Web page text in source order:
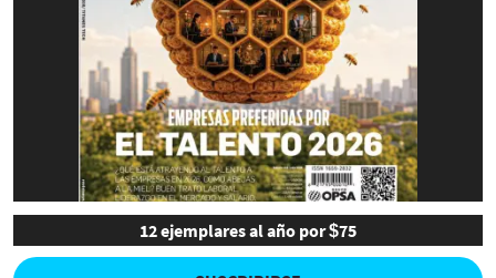
12 ejemplares al año por $75